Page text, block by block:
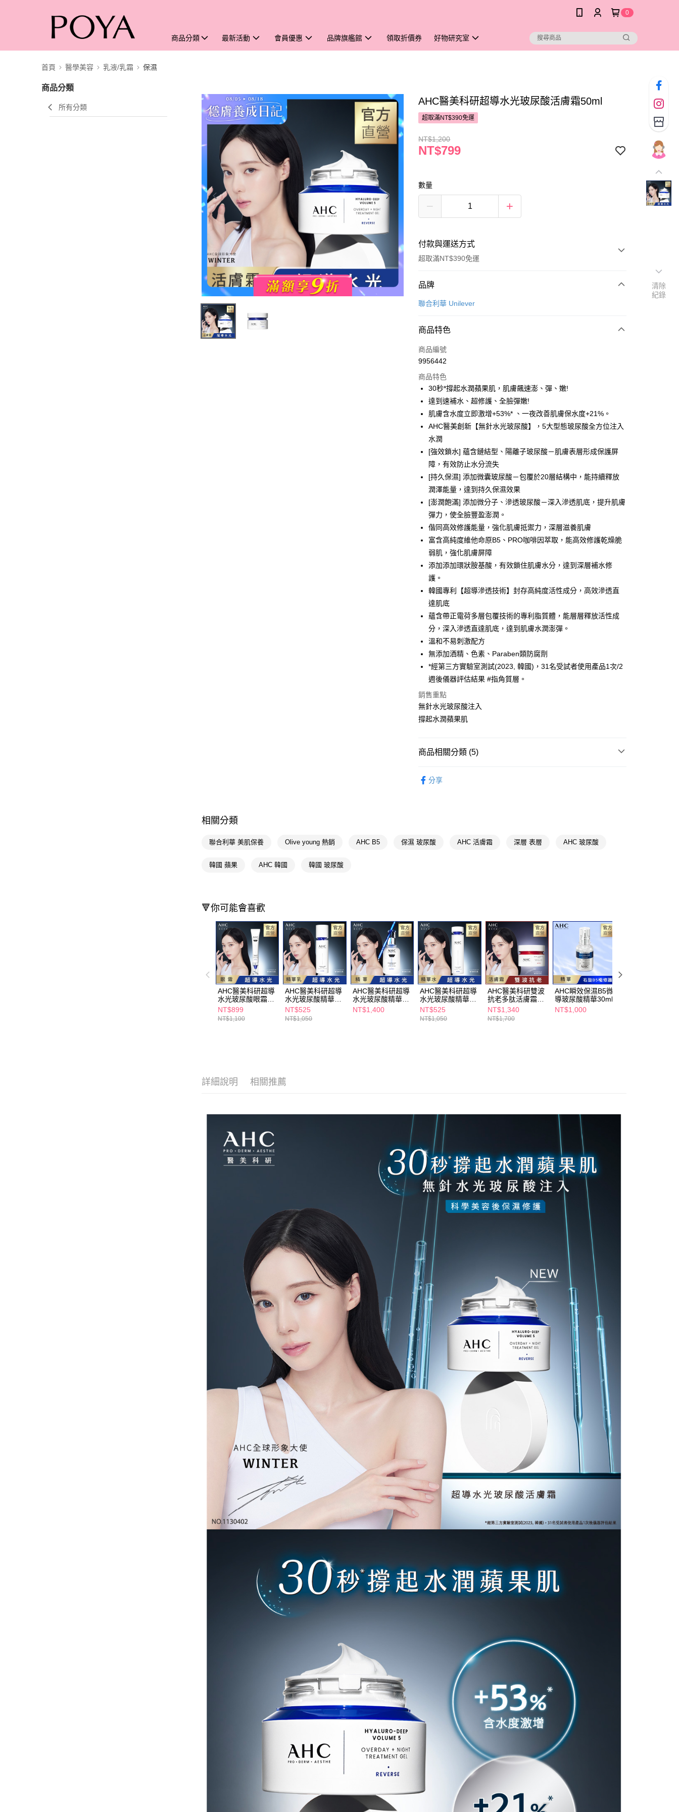
0
商品分類 最新活動 會員優惠 品牌旗艦館 領取折價券 好物研究室
首頁 醫學美容 乳液/乳霜 保濕
商品分類
所有分類
AHC醫美科研超導水光玻尿酸活膚霜50ml
超取滿NT$390免運
NT$1,200
NT$799
數量
付款與運送方式
超取滿NT$390免運
付款方式
POYA支付
LINE Pay
Apple Pay
街口支付
悠遊付
Google Pay
AFTEE先享後付
相關說明
【關於「AFTEE先享後付」】
便利好安心！
１．簡單：不需註冊會員、不需綁卡、不需儲值。
２．便利：只要手機號碼，簡訊認證，即可結帳。
３．安心：先確認商品／服務後，再付款。
【「AFTEE先享後付」結帳流程】
付」結帳頁面，進行簡訊認證並確認金額後，即可完成結帳。
２．訂單成立數日內，您將收到繳費通知簡訊。
３．收到繳費通知簡訊後14天內，點擊此簡訊中的連結，可透過四大超商
／ATM／網路銀行／等多元方式進行付款，方視為交易完成。
※ 請注意：結帳手續完成當下不需立刻繳費，但若您需要取消訂單，請聯
絡購買商品的店家。未經商家同意取消之訂單仍視為有效，需透過AFTEE
先享後付繳納相關費用。
※ 交易是否成功請以「AFTEE先享後付 」之結帳頁面顯示為準，若有關於
是否繳費成功／繳費後需取消欲退款等相關疑問，請聯繫「AFTEE先享後
付客戶支援中心」https://netprotections.freshdesk.com/support/home
【注意事項】
１．透過由恩沛科技股份有限公司提供之「AFTEE先享後付」服務完成之
交易，需依本服務之必要範圍內提供個人資料，並將交易相關給付款項請
求債權轉讓予恩沛科技股份有限公司。
２．關於個人資料處理事宜，請瀏覽以下網址：
https://aftee.tw/terms/#terms3
３．未成年的使用者請事先徵得法定代理人或監護人之同意方可使用
「AFTEE先享後付」，若未經同意申辦者引起之損失，本公司不負相關責
即時審查核予不同之上限額度；若仍有額度不足之情形，本公司將視審查
結果請求用戶進行身份認證。
形，恩沛科技股份有限公司將有權停止該用戶之使用額度並採取法律行
動。
即享券
運送方式
全家取貨付款
付款後全家取貨
每筆NT$65，滿NT$390(含以上)免運費
萊爾富取貨付款
每筆NT$65，滿NT$490(含以上)免運費
付款後萊爾富取貨
每筆NT$65，滿NT$490(含以上)免運費
7-11取貨付款
每筆NT$65，滿NT$490(含以上)免運費
付款後7-11取貨
每筆NT$65，滿NT$490(含以上)免運費
品牌
聯合利華 Unilever
商品特色
商品編號
9956442
商品特色
30秒*撐起水潤蘋果肌，肌膚飆速澎、彈、嫩!
達到速補水、超修護、全臉彈嫩!
肌膚含水度立即激增+53%* 、一夜改善肌膚保水度+21%。
AHC醫美創新【無針水光玻尿酸】，5大型態玻尿酸全方位注入
水潤
[強效鎖水] 蘊含鏈結型、陽離子玻尿酸－肌膚表層形成保護屏
障，有效防止水分流失
[持久保濕] 添加微囊玻尿酸－包覆於20層結構中，能持續釋放
潤澤能量，達到持久保濕效果
[澎潤飽滿] 添加微分子、滲透玻尿酸－深入滲透肌底，提升肌膚
彈力，使全臉豐盈澎潤。
偕同高效修護能量，強化肌膚抵禦力，深層滋養肌膚
富含高純度維他命原B5、PRO咖啡因萃取，能高效修護乾燥脆
弱肌，強化肌膚屏障
添加添加環狀胺基酸，有效鎖住肌膚水分，達到深層補水修
護。
韓國專利【超導滲透技術】封存高純度活性成分，高效滲透直
達肌底
蘊含帶正電荷多層包覆技術的專利脂質體，能層層釋放活性成
分，深入滲透直達肌底，達到肌膚水潤澎彈。
溫和不易刺激配方
無添加酒精、色素、Paraben類防腐劑
*經第三方實驗室測試(2023, 韓國)，31名受試者使用產品1次/2
週後儀器評估結果 #指角質層。
銷售重點
無針水光玻尿酸注入
撐起水潤蘋果肌
商品相關分類 (5)
📢主題活動📢 🧴穩膚養成日記 08/05-08/18 爆水透亮術
分享
相關分類
聯合利華 美肌保養 Olive young 熱銷 AHC B5 保濕 玻尿酸 AHC 活膚霜 深層 表層 AHC 玻尿酸
韓國 蘋果 AHC 韓國 韓國 玻尿酸
🔻你可能會喜歡
AHC醫美科研超導
水光玻尿酸眼霜
30ml
NT$899
NT$1,100
AHC醫美科研超導
水光玻尿酸精華乳
100ml
NT$525
NT$1,050
AHC醫美科研超導
水光玻尿酸精華
40ml
NT$1,400
AHC醫美科研超導
水光玻尿酸精華水
130ml
NT$525
NT$1,050
AHC醫美科研雙波
抗老多肽活膚霜
50ml
NT$1,340
NT$1,700
AHC瞬效保濕B5微
導玻尿酸精華30ml
NT$1,000
詳細說明 相關推薦
清除
紀錄